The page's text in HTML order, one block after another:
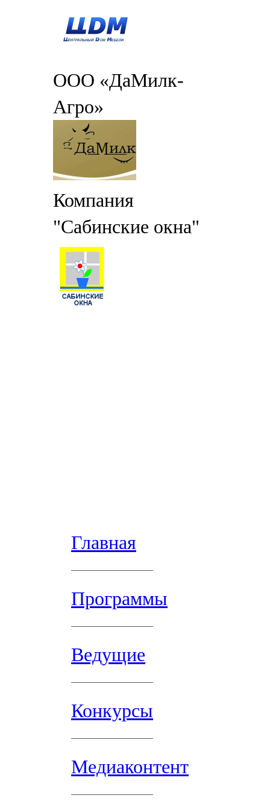
ООО «ДаМилк-
Агро»
Компания
"Сабинские окна"
Главная
Программы
Ведущие
Конкурсы
Медиаконтент